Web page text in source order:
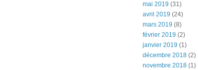
mai 2019 (31)
avril 2019 (24)
mars 2019 (8)
février 2019 (2)
janvier 2019 (1)
décembre 2018 (2)
novembre 2018 (1)